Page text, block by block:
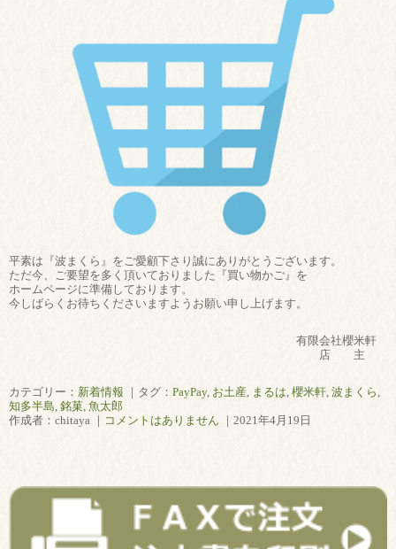
平素は『波まくら』をご愛顧下さり誠にありがとうございます。
ただ今、ご要望を多く頂いておりました『買い物かご』を
ホームページに準備しております。
今しばらくお待ちくださいますようお願い申し上げます。
有限会社櫻米軒
店 主
カテゴリー： 新着情報 ｜タグ： PayPay, お土産, まるは, 櫻米軒, 波まくら ,
知多半島, 銘菓, 魚太郎
作成者：chitaya ｜ コメントはありません ｜2021年4月19日